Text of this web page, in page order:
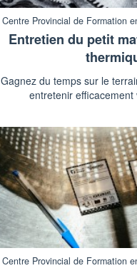
Centre Provincial de Formation
Entretien du petit
Gagnez du temps sur le
entretenir efficacement
Centre Provincial de Formation